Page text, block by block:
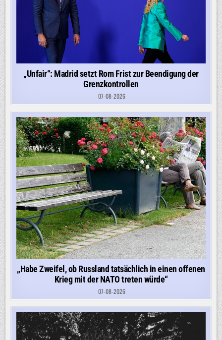
„Unfair“: Madrid setzt Rom Frist zur Beendigung der
Grenzkontrollen
07-08-2026
„Habe Zweifel, ob Russland tatsächlich in einen offenen
Krieg mit der NATO treten würde“
07-08-2026